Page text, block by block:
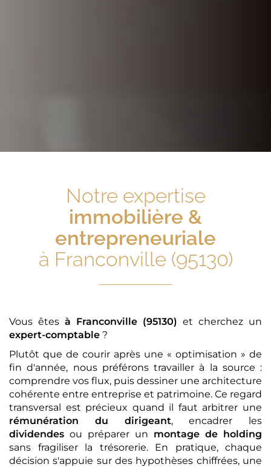
Notre expertise
immobilière &
entrepreneuriale
à Franconville (95130)
Vous êtes à Franconville (95130) et cherchez un
expert-comptable ?
Plutôt que de courir après une « optimisation » de
fin d'année, nous préférons travailler à la source :
comprendre vos flux, puis dessiner une architecture
cohérente entre entreprise et patrimoine. Ce regard
transversal est précieux quand il faut arbitrer une
rémunération du dirigeant, encadrer les
dividendes ou préparer un montage de holding
sans fragiliser la trésorerie. En pratique, chaque
décision s'appuie sur des hypothèses chiffrées, une